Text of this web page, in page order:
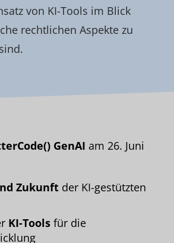
von KI-Tools im Blick
rechtlichen Aspekte zu
GenAI am 26. Juni
Zukunft der KI-gestützten
KI-Tools für die